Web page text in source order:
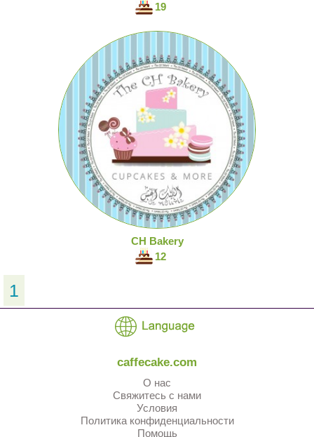
19
CH Bakery
12
1
caffecake.com
О нас
Свяжитесь с нами
Условия
Политика конфиденциальности
Помощь